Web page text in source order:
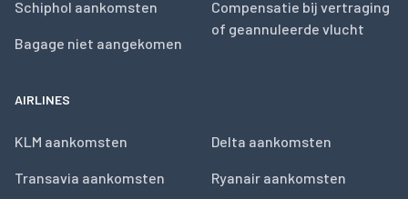
Schiphol aankomsten
Bagage niet aangekomen
Compensatie bij vertraging
of geannuleerde vlucht
AIRLINES
KLM aankomsten
Transavia aankomsten
Delta aankomsten
Ryanair aankomsten